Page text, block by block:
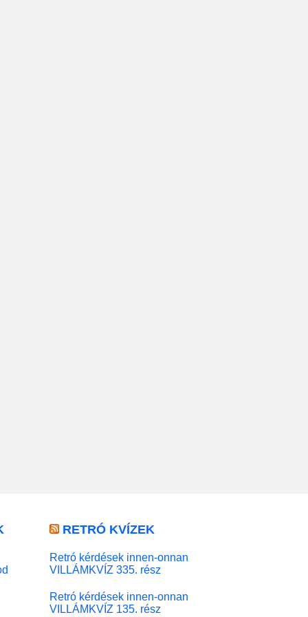
RETRÓ KVÍZEK
Retró kérdések innen-onnan
VILLÁMKVÍZ 335. rész
Retró kérdések innen-onnan
VILLÁMKVÍZ 135. rész